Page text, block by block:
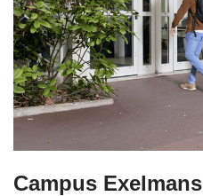
Campus Exelmans